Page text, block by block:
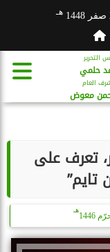
هـ
التحرير
حلمي
العام
معوض
تعرف على
تايم”
هـ